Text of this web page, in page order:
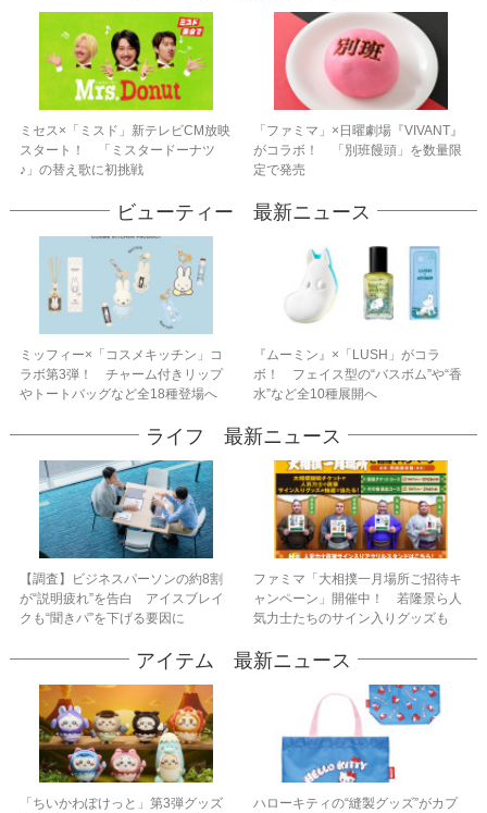
ミセス×「ミスド」新テレビCM放映
スタート！ 「ミスタードーナツ
♪」の替え歌に初挑戦
「ファミマ」×日曜劇場『VIVANT』
がコラボ！ 「別班饅頭」を数量限
定で発売
ビューティー 最新ニュース
ミッフィー×「コスメキッチン」コ
ラボ第3弾！ チャーム付きリップ
やトートバッグなど全18種登場へ
『ムーミン』×「LUSH」がコラ
ボ！ フェイス型の“バスボム”や“香
水”など全10種展開へ
ライフ 最新ニュース
【調査】ビジネスパーソンの約8割
が“説明疲れ”を告白 アイスブレイ
クも“聞きパ”を下げる要因に
ファミマ「大相撲一月場所ご招待キ
ャンペーン」開催中！ 若隆景ら人
気力士たちのサイン入りグッズも
アイテム 最新ニュース
「ちいかわぽけっと」第3弾グッズ
ハローキティの“縫製グッズ”がカプ